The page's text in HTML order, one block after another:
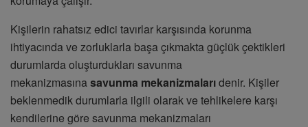
Kişilerin rahatsız edici tavırlar karşısında korunma
ihtiyacında ve zorluklarla başa çıkmakta güçlük çektikleri
durumlarda oluşturdukları savunma
mekanizmasınasavunma mekanizmalarıdenir. Kişiler
beklenmedik durumlarla ilgili olarak ve tehlikelere karşı
kendilerine göre savunma mekanizmaları